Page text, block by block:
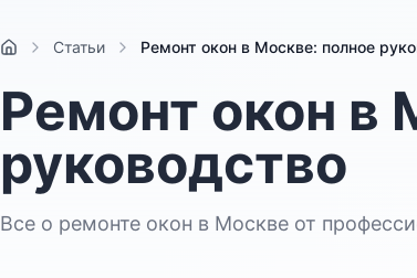
Статьи Ремонт окон в Москве: полное
Ремонт окон в
руководство
Все о ремонте окон в Москве от